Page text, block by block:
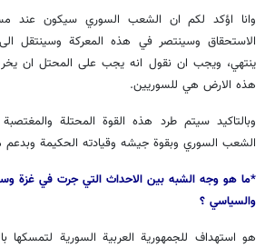
وانا اؤكد لكم ان الشعب السوري سيكون عند
الاستحقاق وسينتصر في هذه المعركة وسينتقل
ينتهي، ويجب ان نقول انه يجب على المحتل ان
هذه الارض هي للسوريين.
وبالتاكيد سيتم طرد هذه القوة المحتلة
الشعب السوري وبقوة جيشه وقيادته الحكيمة وبدعم
*ما هو وجه الشبه بين الاحداث التي جرت في غزة
والسياسي ؟
هو استهداف للجمهورية العربية السورية لتمسكها